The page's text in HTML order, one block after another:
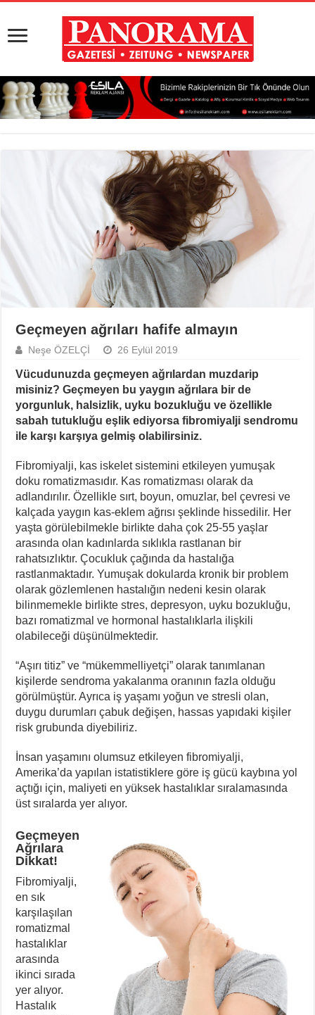
Geçmeyen ağrıları hafife almayın
Neşe ÖZELÇİ 26 Eylül 2019
Vücudunuzda geçmeyen ağrılardan muzdarip
misiniz? Geçmeyen bu yaygın ağrılara bir de
yorgunluk, halsizlik, uyku bozukluğu ve özellikle
sabah tutukluğu eşlik ediyorsa fibromiyalji sendromu
ile karşı karşıya gelmiş olabilirsiniz.
Fibromiyalji, kas iskelet sistemini etkileyen yumuşak
doku romatizmasıdır. Kas romatizması olarak da
adlandırılır. Özellikle sırt, boyun, omuzlar, bel çevresi ve
kalçada yaygın kas-eklem ağrısı şeklinde hissedilir. Her
yaşta görülebilmekle birlikte daha çok 25-55 yaşlar
arasında olan kadınlarda sıklıkla rastlanan bir
rahatsızlıktır. Çocukluk çağında da hastalığa
rastlanmaktadır. Yumuşak dokularda kronik bir problem
olarak gözlemlenen hastalığın nedeni kesin olarak
bilinmemekle birlikte stres, depresyon, uyku bozukluğu,
bazı romatizmal ve hormonal hastalıklarla ilişkili
olabileceği düşünülmektedir.
“Aşırı titiz” ve “mükemmelliyetçi” olarak tanımlanan
kişilerde sendroma yakalanma oranının fazla olduğu
görülmüştür. Ayrıca iş yaşamı yoğun ve stresli olan,
duygu durumları çabuk değişen, hassas yapıdaki kişiler
risk grubunda diyebiliriz.
İnsan yaşamını olumsuz etkileyen fibromiyalji,
Amerika’da yapılan istatistiklere göre iş gücü kaybına yol
açtığı için, maliyeti en yüksek hastalıklar sıralamasında
üst sıralarda yer alıyor.
Geçmeyen
Ağrılara
Dikkat!
Fibromiyalji,
en sık
karşılaşılan
romatizmal
hastalıklar
arasında
ikinci sırada
yer alıyor.
Hastalık